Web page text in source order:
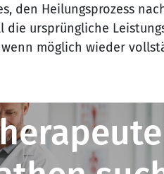
den Heilungsprozess
ursprüngliche
möglich wieder